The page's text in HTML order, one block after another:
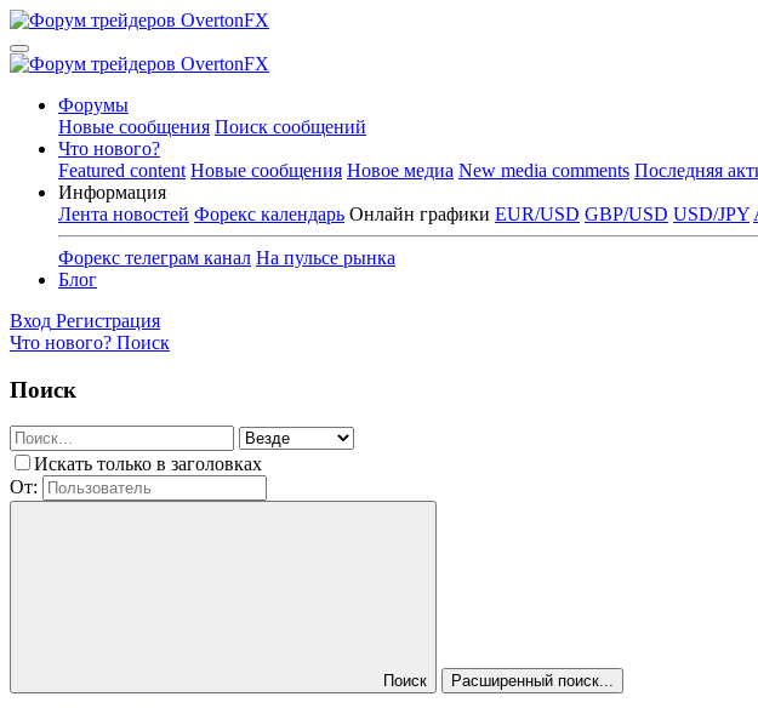
Форумы
Новые сообщения Поиск сообщений
Что нового?
Featured content Новые сообщения Новое медиа New media comments Последняя
Информация
Лента новостей Форекс календарь Онлайн графики EUR/USD GBP/USD USD/JPY
Форекс телеграм канал На пульсе рынка
Блог
Вход Регистрация
Что нового? Поиск
Поиск
Искать только в заголовках
От:
Поиск Расширенный поиск...